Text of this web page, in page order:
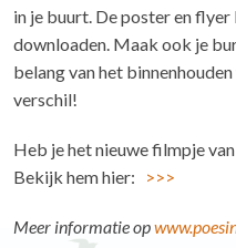
in je buurt. De poster en
downloaden. Maak ook je
belang van het
verschil!
Heb je het nieuwe filmpje
Bekijk hem hier:
>>>
Meer informatie op